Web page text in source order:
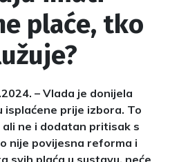
plaće, tko
– Vlada je donijela
isplaćene prije izbora. To
ne i dodatan pritisak s
nije povijesna reforma i
svih plaća u sustavu, neće